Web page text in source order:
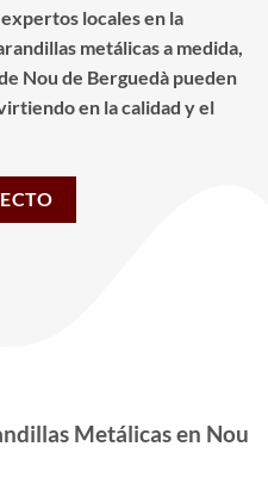
locales en la
metálicas a medida,
Nou de Berguedà pueden
en la calidad y el
Metálicas en Nou